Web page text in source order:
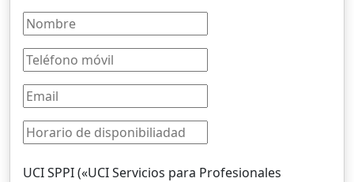
UCI SPPI («UCI Servicios para Profesionales